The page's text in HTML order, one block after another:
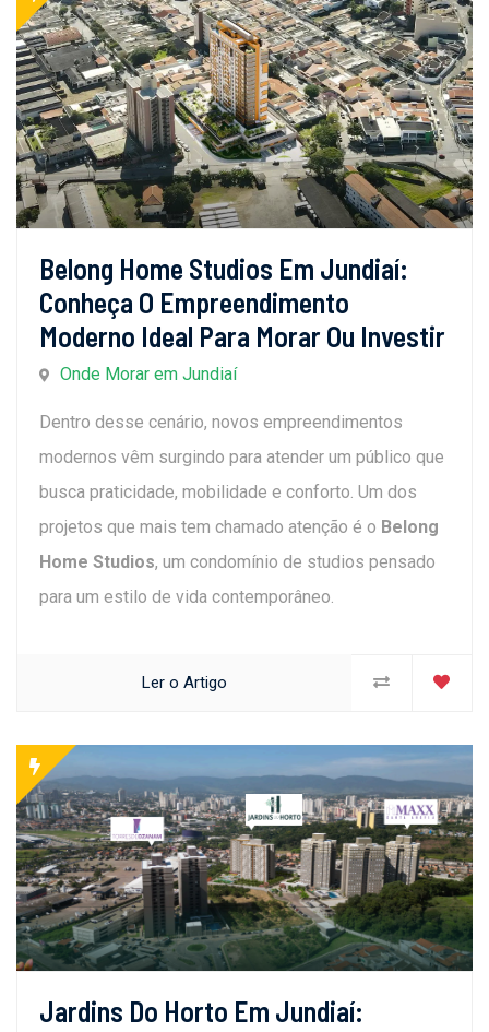
Belong Home Studios Em Jundiaí:
Conheça O Empreendimento
Moderno Ideal Para Morar Ou Investir
Onde Morar em Jundiaí
Dentro desse cenário, novos empreendimentos
modernos vêm surgindo para atender um público que
busca praticidade, mobilidade e conforto. Um dos
projetos que mais tem chamado atenção é o Belong
Home Studios, um condomínio de studios pensado
para um estilo de vida contemporâneo.
Ler o Artigo
Jardins Do Horto Em Jundiaí: